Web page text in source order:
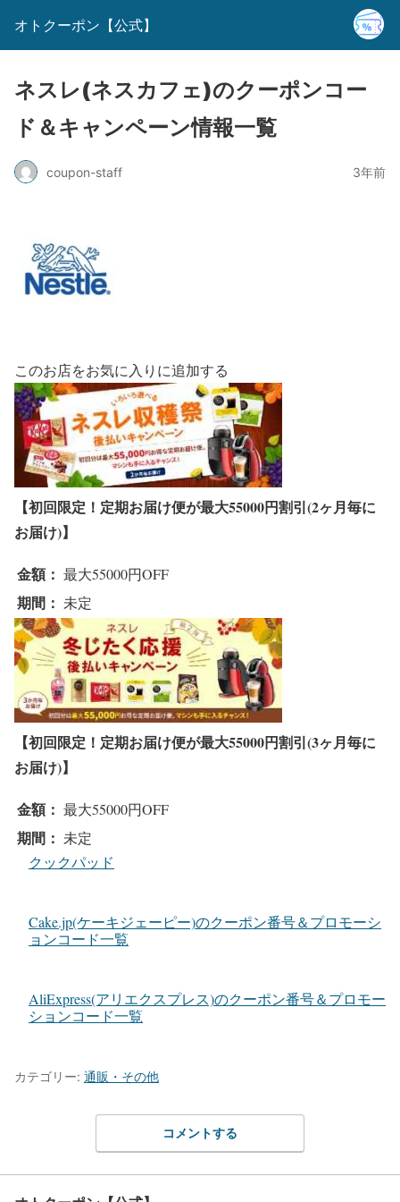
オトクーポン【公式】
ネスレ(ネスカフェ)のクーポンコー
ド＆キャンペーン情報一覧
coupon-staff 3年前
このお店をお気に入りに追加する
【初回限定！定期お届け便が最大55000円割引(2ヶ月毎に
お届け)】
金額： 最大55000円OFF
期間： 未定
【初回限定！定期お届け便が最大55000円割引(3ヶ月毎に
お届け)】
金額： 最大55000円OFF
期間： 未定
クックパッド
Cake.jp(ケーキジェーピー)のクーポン番号＆プロモーシ
ョンコード一覧
AliExpress(アリエクスプレス)のクーポン番号＆プロモー
ションコード一覧
カテゴリー: 通販・その他
コメントする